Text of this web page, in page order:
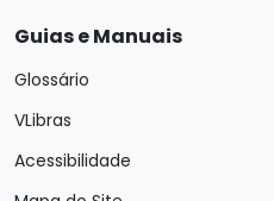
Guias e Manuais
Glossário
VLibras
Acessibilidade